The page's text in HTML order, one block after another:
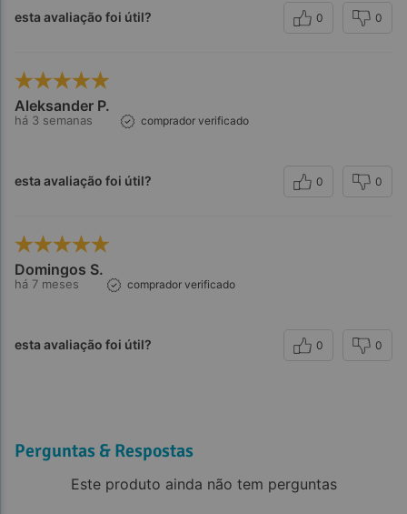
esta avaliação foi útil? 0 0
Aleksander P.
há 3 semanas comprador verificado
esta avaliação foi útil? 0 0
Domingos S.
há 7 meses comprador verificado
esta avaliação foi útil? 0 0
Perguntas & Respostas
Este produto ainda não tem perguntas